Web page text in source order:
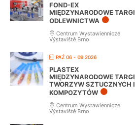
FOND-EX
MIĘDZYNARODOWE TARGI
ODLEWNICTWA
Centrum Wystawiennicze
Výstaviště Brno
PAŹ 06 - 09 2026
PLASTEX
MIĘDZYNARODOWE TARGI
TWORZYW SZTUCZNYCH I
KOMPOZYTÓW
Centrum Wystawiennicze
Výstaviště Brno